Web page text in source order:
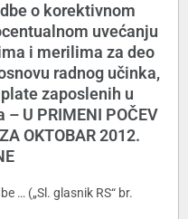
o korektivnom
uvećanju
i merilima za deo
radnog učinka,
zaposlenih u
U PRIMENI POČEV
OKTOBAR 2012.
… („Sl. glasnik RS“ br.